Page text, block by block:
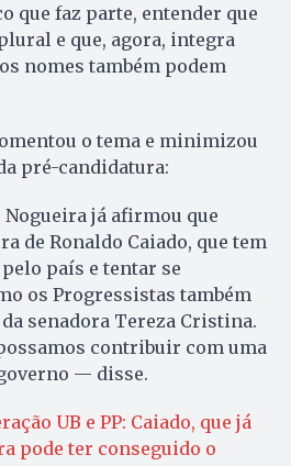
que faz parte, entender que
e que, agora, integra
nomes também podem
o tema e minimizou
pré-candidatura:
já afirmou que
de Ronaldo Caiado, que tem
país e tentar se
os Progressistas também
senadora Tereza Cristina.
contribuir com uma
— disse.
UB e PP: Caiado, que já
pode ter conseguido o